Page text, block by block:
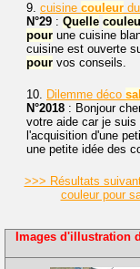
9. cuisine couleur
N°29 : Quelle
pour une cuisine
cuisine est ouverte
pour vos conseils.
10. Dilemme déco
N°2018 : Bonjour
votre aide car je
l'acquisition d'une
une petite idée des
>>> Résultats
couleur pour
Images d'illustration